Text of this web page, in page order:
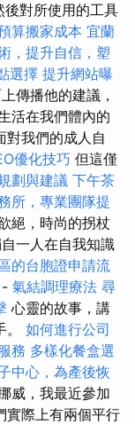
對所使用的工具
算搬家成本 宜蘭
，提升自信，塑
選擇 提升網站曝
傳播他的建議，
活在我們體內的
對我們的成人自
優化技巧 但這僅
劃與建議 下午茶
所，專業團隊提
絕，時尚的拐杖
一人在自我知識
的台胞證申請流
- 氣結調理療法 尋
心靈的故事，講
如何進行公司
務 多樣化餐盒選
中心，為產後恢
威，我最近參加
實際上有兩個平行